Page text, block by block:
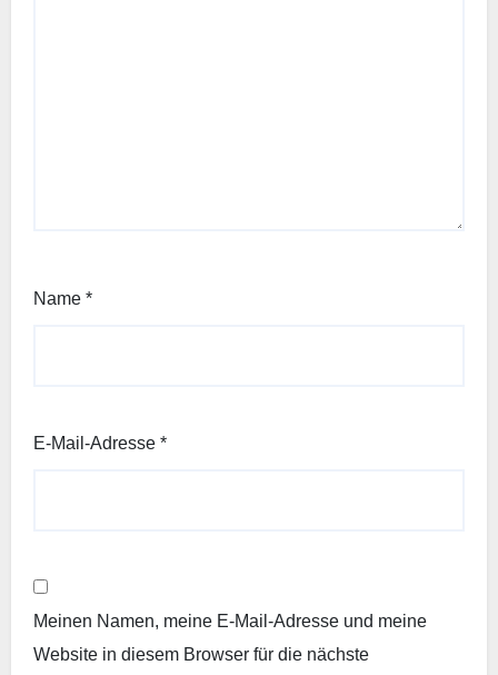
Name *
E-Mail-Adresse *
Meinen Namen, meine E-Mail-Adresse und meine
Website in diesem Browser für die nächste